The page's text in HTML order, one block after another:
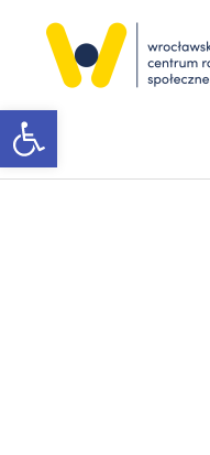
Otwórz pasek narzędzi